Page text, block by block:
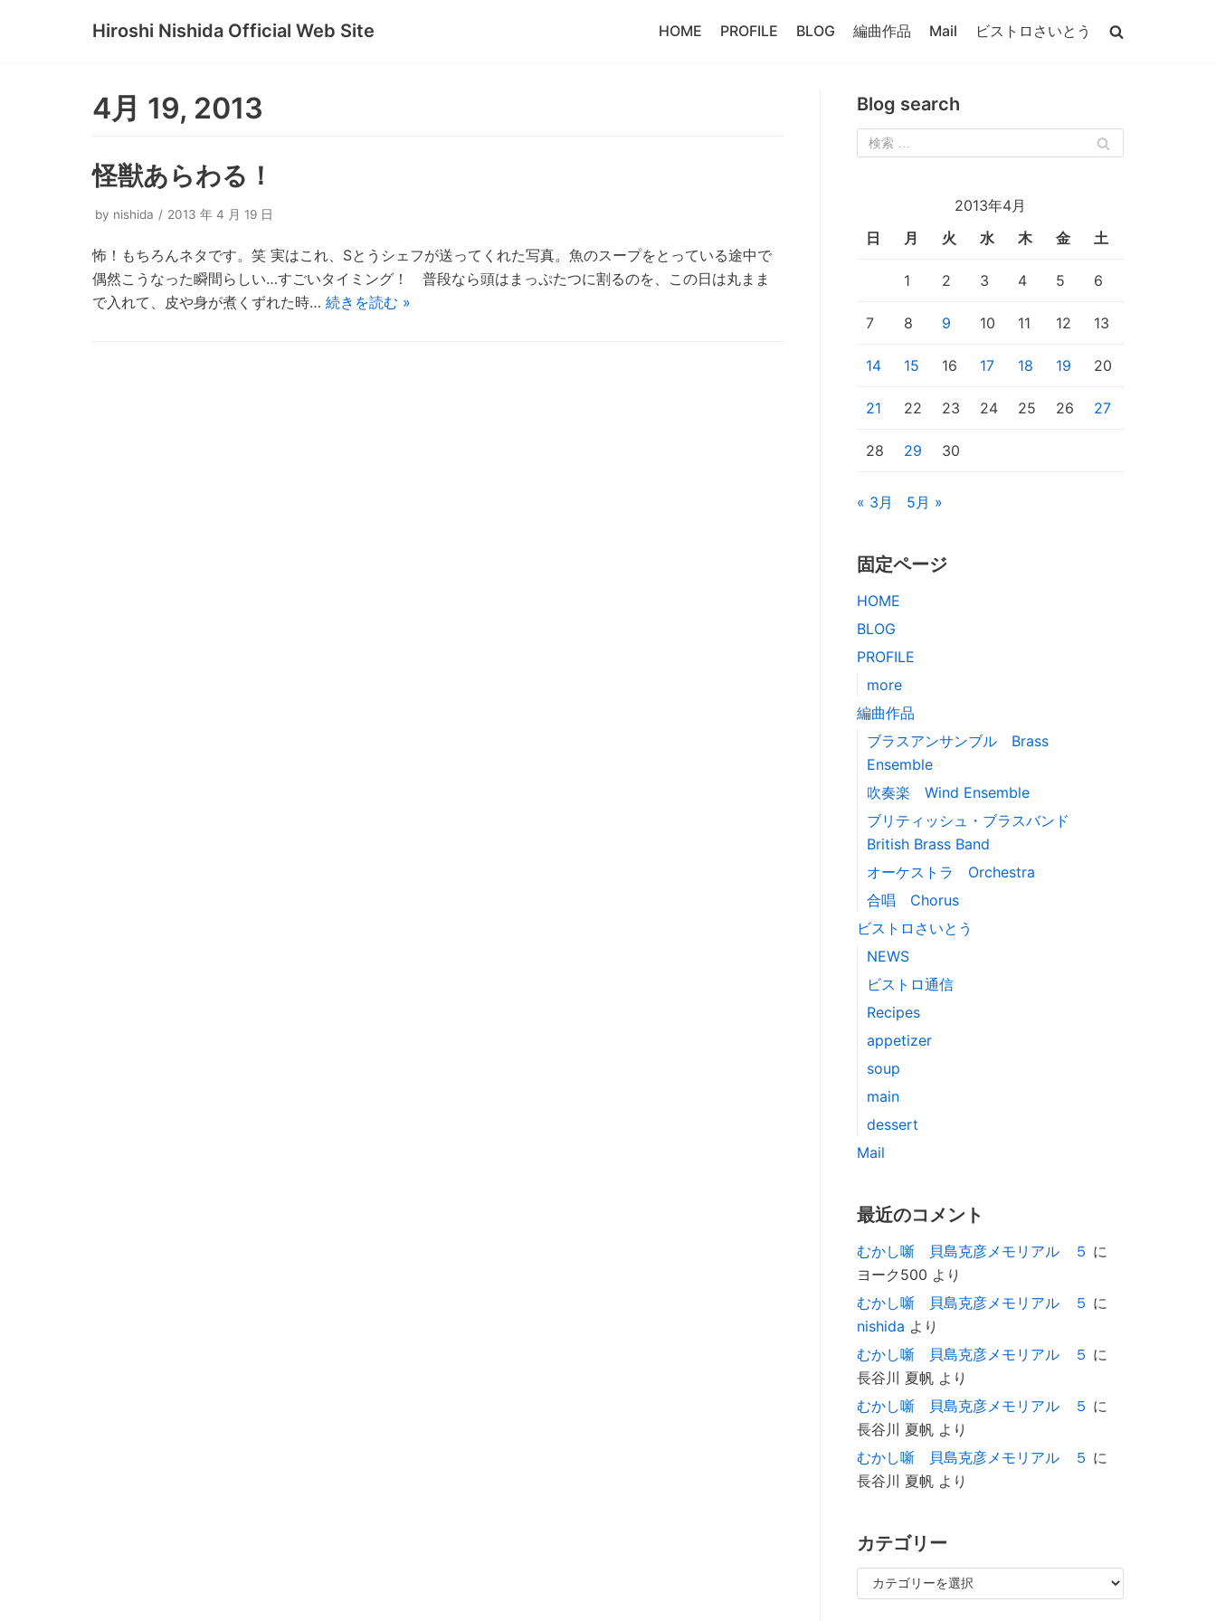
Hiroshi Nishida Official Web Site HOME PROFILE BLOG 編曲作品 Mail ビストロさいとう
4月 19, 2013
怪獣あらわる！
by nishida 2013 年 4 月 19 日
怖！もちろんネタです。笑 実はこれ、Sとうシェフが送ってくれた写真。魚のスープをとっている途中で
偶然こうなった瞬間らしい…すごいタイミング！ 普段なら頭はまっぷたつに割るのを、この日は丸まま
で入れて、皮や身が煮くずれた時… 続きを読む »
Blog search
2013年4月
日
月 火 水 木 金 土
1 2 3 4 5 6
7 8 9 10 11 12 13
14 15 16 17 18 19 20
21 22 23 24 25 26 27
28 29 30
« 3月 5月 »
固定ページ
HOME
BLOG
PROFILE
more
編曲作品
ブラスアンサンブル Brass
Ensemble
吹奏楽 Wind Ensemble
ブリティッシュ・ブラスバンド
British Brass Band
オーケストラ Orchestra
合唱 Chorus
ビストロさいとう
NEWS
ビストロ通信
Recipes
appetizer
soup
main
dessert
Mail
最近のコメント
むかし噺 貝島克彦メモリアル ５ に
ヨーク500 より
むかし噺 貝島克彦メモリアル ５ に
nishida より
むかし噺 貝島克彦メモリアル ５ に
長谷川 夏帆 より
むかし噺 貝島克彦メモリアル ５ に
長谷川 夏帆 より
むかし噺 貝島克彦メモリアル ５ に
長谷川 夏帆 より
カテゴリー